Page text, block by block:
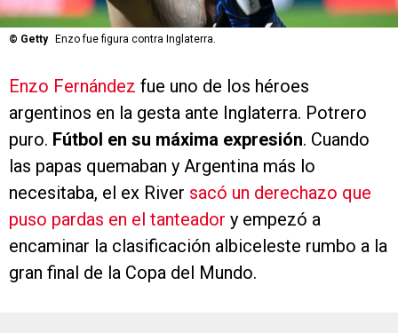
© Getty Enzo fue figura contra Inglaterra.
Enzo Fernández fue uno de los héroes
argentinos en la gesta ante Inglaterra. Potrero
puro. Fútbol en su máxima expresión. Cuando
las papas quemaban y Argentina más lo
necesitaba, el ex River sacó un derechazo que
puso pardas en el tanteador y empezó a
encaminar la clasificación albiceleste rumbo a la
gran final de la Copa del Mundo.